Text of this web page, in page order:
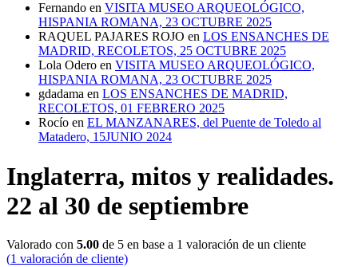
Fernando en VISITA MUSEO ARQUEOLÓGICO,
HISPANIA ROMANA, 23 OCTUBRE 2025
RAQUEL PAJARES ROJO en LOS ENSANCHES DE
MADRID, RECOLETOS, 25 OCTUBRE 2025
Lola Odero en VISITA MUSEO ARQUEOLÓGICO,
HISPANIA ROMANA, 23 OCTUBRE 2025
gdadama en LOS ENSANCHES DE MADRID,
RECOLETOS, 01 FEBRERO 2025
Rocío en EL MANZANARES, del Puente de Toledo al
Matadero, 15JUNIO 2024
Inglaterra, mitos y realidades.
22 al 30 de septiembre
Valorado con 5.00 de 5 en base a 1 valoración de un cliente
(1 valoración de cliente)